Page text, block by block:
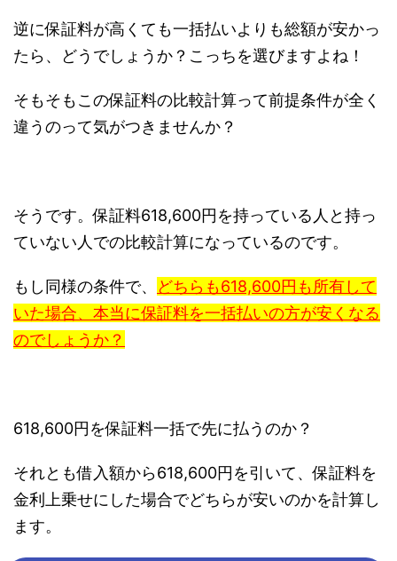
逆に保証料が高くても一括払いよりも総額が安かっ
たら、どうでしょうか？こっちを選びますよね！
そもそもこの保証料の比較計算って前提条件が全く
違うのって気がつきませんか？
そうです。保証料618,600円を持っている人と持っ
ていない人での比較計算になっているのです。
もし同様の条件で、 どちらも618,600円も所有して
いた場合、本当に保証料を一括払いの方が安くなる
のでしょうか？
618,600円を保証料一括で先に払うのか？
それとも借入額から618,600円を引いて、保証料を
金利上乗せにした場合でどちらが安いのかを計算し
ます。